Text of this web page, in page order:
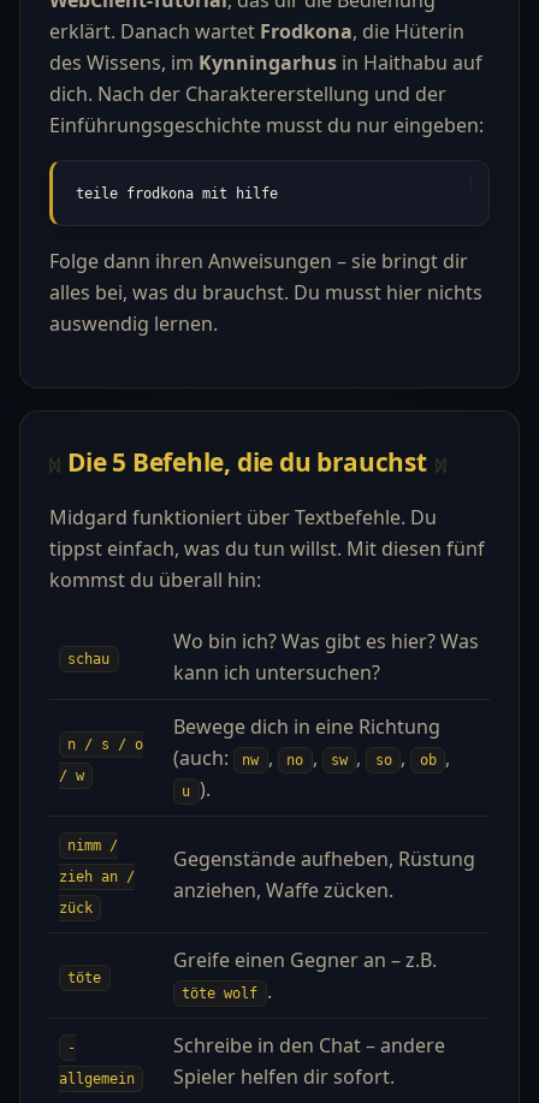
erklärt. Danach wartet Frodkona, die Hüterin
des Wissens, im Kynningarhus in Haithabu auf
dich. Nach der Charaktererstellung und der
Einführungsgeschichte musst du nur eingeben:
teile frodkona mit hilfe
Folge dann ihren Anweisungen – sie bringt dir
alles bei, was du brauchst. Du musst hier nichts
auswendig lernen.
Die 5 Befehle, die du brauchst
Midgard funktioniert über Textbefehle. Du
tippst einfach, was du tun willst. Mit diesen fünf
kommst du überall hin:
schau
Wo bin ich? Was gibt es hier? Was
kann ich untersuchen?
n / s / o
/ w
Bewege dich in eine Richtung
(auch:
nw , no , sw , so , ob ,
u ).
nimm /
zieh an /
zück
Gegenstände aufheben, Rüstung
anziehen, Waffe zücken.
töte
Greife einen Gegner an – z.B.
töte wolf .
-
allgemein
Schreibe in den Chat – andere
Spieler helfen dir sofort.